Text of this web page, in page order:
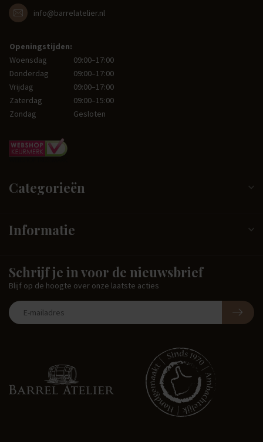
info@barrelatelier.nl
Openingstijden:
Woensdag
09:00–17:00
Donderdag
09:00–17:00
Vrijdag
09:00–17:00
Zaterdag
09:00–15:00
Zondag
Gesloten
Categorieën
Informatie
Schrijf je in voor de nieuwsbrief
Blijf op de hoogte over onze laatste acties